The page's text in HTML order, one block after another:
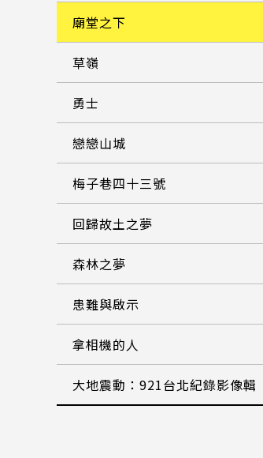
廟堂之下
草嶺
勇士
戀戀山城
梅子巷四十三號
回歸故土之夢
森林之夢
患難與啟示
拿相機的人
大地震動：921台北紀錄影像輯